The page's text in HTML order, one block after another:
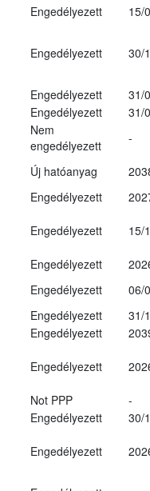
Engedélyezett
15/
Engedélyezett 30/
Engedélyezett
31/
Engedélyezett
31/
Nem
engedélyezett
-
Új hatóanyag
Engedélyezett
Engedélyezett 15/
Engedélyezett
Engedélyezett
06/
Engedélyezett
31/
Engedélyezett
Engedélyezett
Not PPP
-
Engedélyezett
30/
Engedélyezett